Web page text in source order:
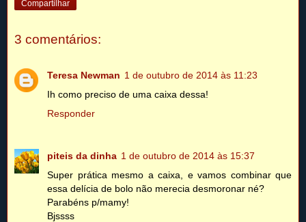
Compartilhar
3 comentários:
Teresa Newman 1 de outubro de 2014 às 11:23
Ih como preciso de uma caixa dessa!
Responder
piteis da dinha 1 de outubro de 2014 às 15:37
Super prática mesmo a caixa, e vamos combinar que
essa delícia de bolo não merecia desmoronar né?
Parabéns p/mamy!
Bjssss